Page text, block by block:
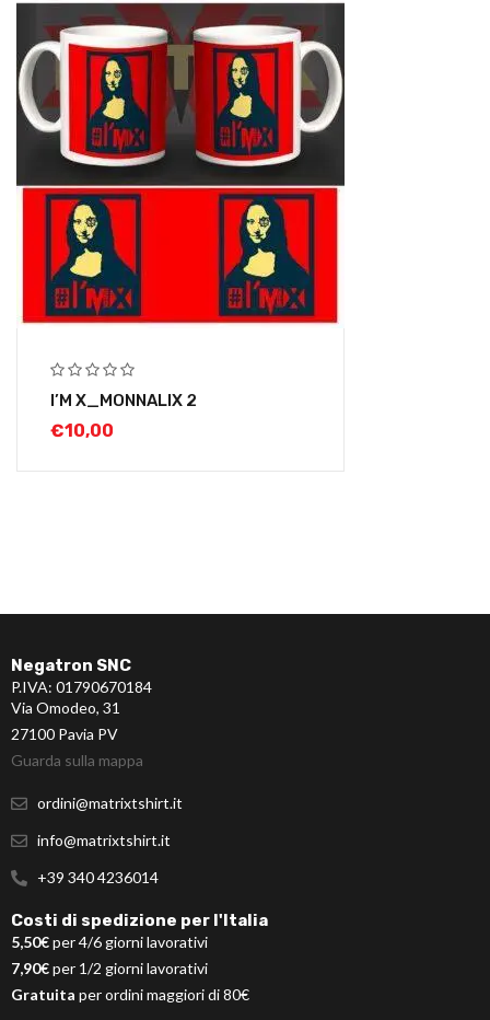
I’M X_MONNALIX 2
€10,00
Negatron SNC
P.IVA: 01790670184
Via Omodeo, 31
27100 Pavia PV
Guarda sulla mappa
ordini@matrixtshirt.it
info@matrixtshirt.it
+39 340 4236014
Costi di spedizione per l'Italia
5,50€per 4/6 giorni lavorativi
7,90€per 1/2 giorni lavorativi
Gratuita per ordini maggiori di 80€